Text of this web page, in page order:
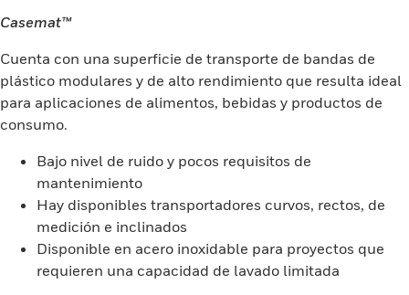
Casemat™
Cuenta con una superficie de transporte de bandas de
plástico modulares y de alto rendimiento que resulta ideal
para aplicaciones de alimentos, bebidas y productos de
consumo.
Bajo nivel de ruido y pocos requisitos de
mantenimiento
Hay disponibles transportadores curvos, rectos, de
medición e inclinados
Disponible en acero inoxidable para proyectos que
requieren una capacidad de lavado limitada